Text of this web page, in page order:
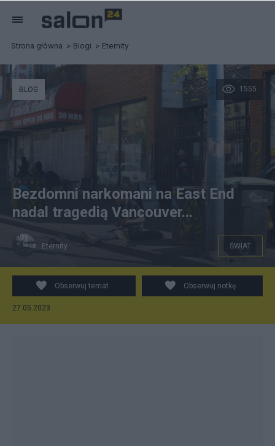
Strona główna Blogi Eternity
Eternity
1555
BLOG
Bezdomni narkomani na East End
nadal tragedią Vancouver...
Eternity ŚWIAT
Obserwuj temat Obserwuj notkę
27.05.2023